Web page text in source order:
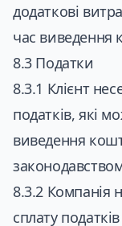
додаткові
час виведення
8.3 Податки
8.3.1 Клієнт
податків, які
виведення
8.3.2 Компанія
сплату податків